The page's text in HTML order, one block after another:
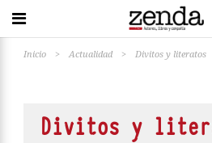
Inicio > Actualidad > Divitos y literatos
Divitos y